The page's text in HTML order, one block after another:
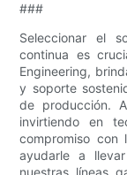
###
Seleccionar el
continua es
Engineering,
y soporte
de producción.
invirtiendo en
compromiso con
ayudarle a